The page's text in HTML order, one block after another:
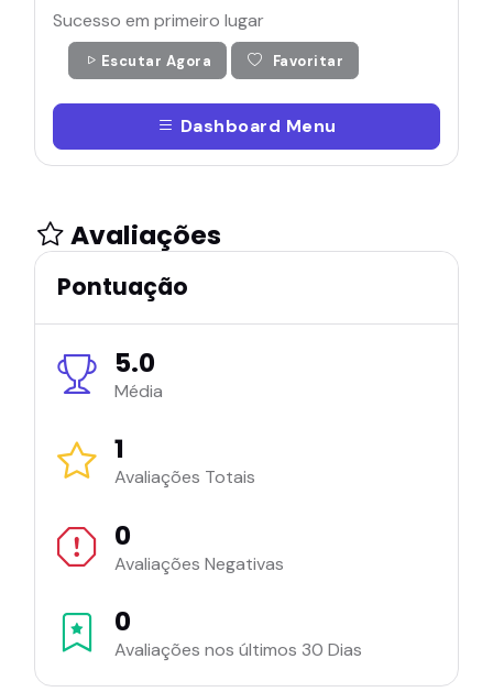
Sucesso em primeiro lugar
Escutar Agora Favoritar
Dashboard Menu
Avaliações
Pontuação
5.0
Média
1
Avaliações Totais
0
Avaliações Negativas
0
Avaliações nos últimos 30 Dias